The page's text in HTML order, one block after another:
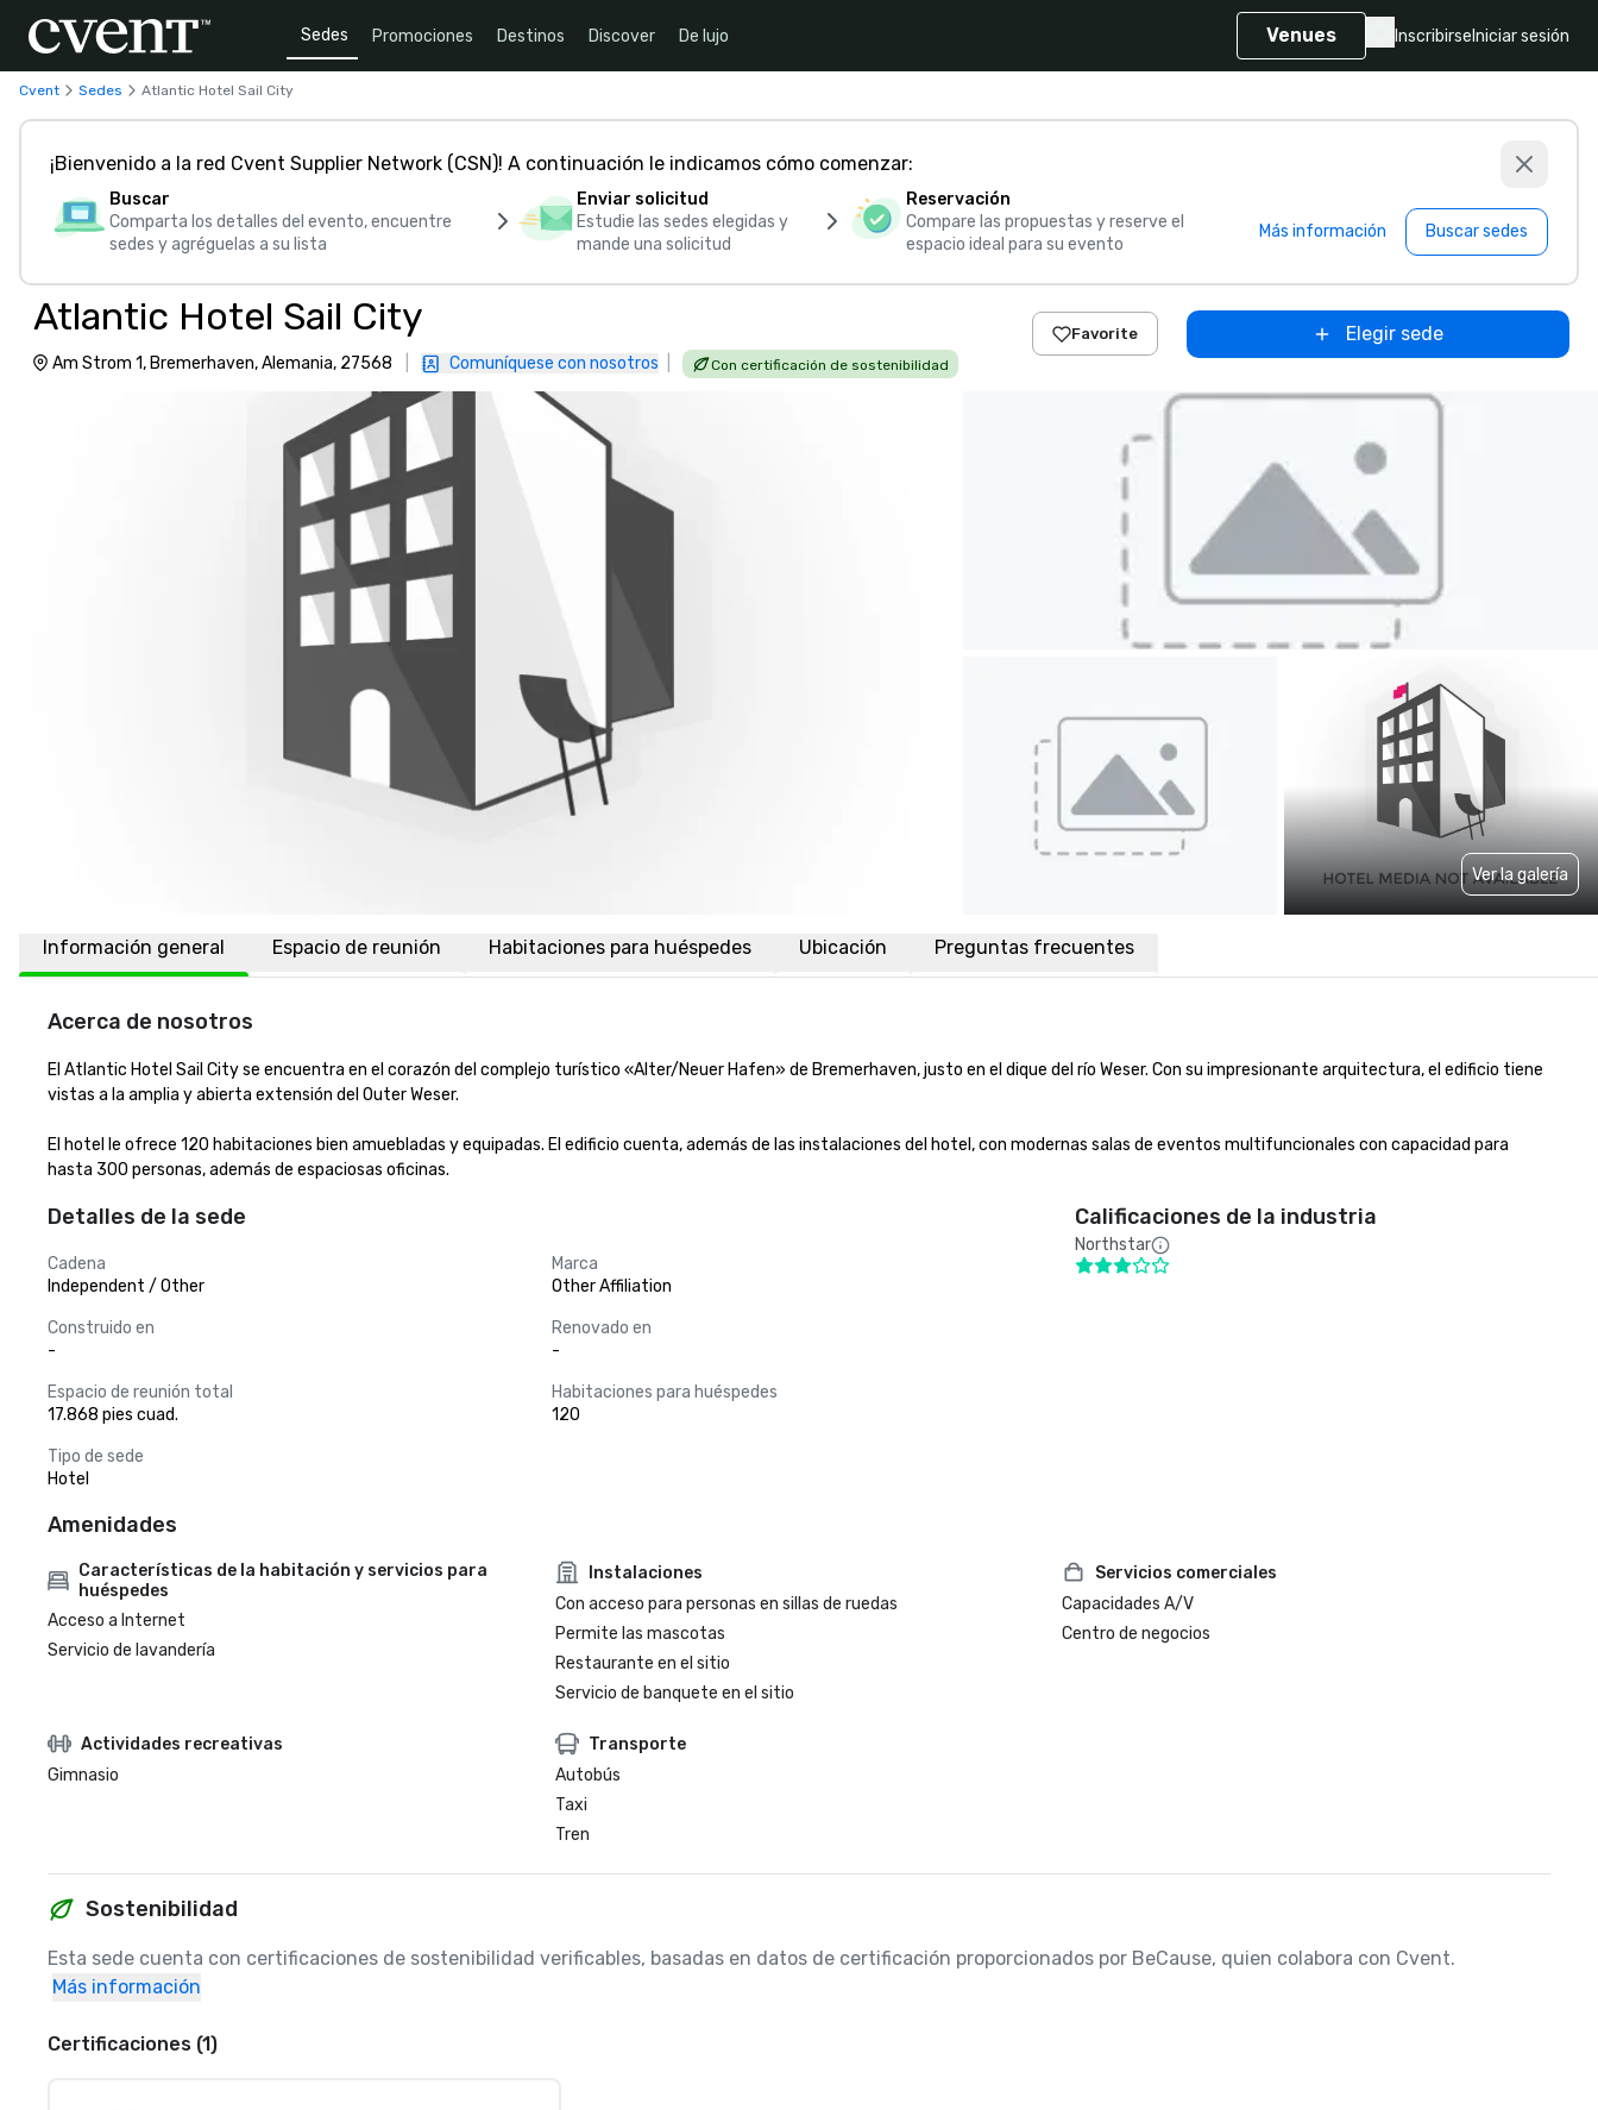
Sedes Promociones Destinos Discover De lujo Venues Inscribirse Iniciar sesión
Cvent Sedes Atlantic Hotel Sail City
¡Bienvenido a la red Cvent Supplier Network (CSN)! A continuación le indicamos cómo comenzar:
Buscar
Comparta los detalles del evento, encuentre
sedes y agréguelas a su lista
Enviar solicitud
Estudie las sedes elegidas y
mande una solicitud
Reservación
Compare las propuestas y reserve el
espacio ideal para su evento
Más información Buscar sedes
Atlantic Hotel Sail City
Am Strom 1, Bremerhaven, Alemania, 27568 Comuníquese con nosotros Con certificación de sostenibilidad
Favorite Elegir sede
Ver la galería
Información general Espacio de reunión Habitaciones para huéspedes Ubicación Preguntas frecuentes
Acerca de nosotros
El Atlantic Hotel Sail City se encuentra en el corazón del complejo turístico «Alter/Neuer Hafen» de Bremerhaven, justo en el dique del río Weser. Con su impresionante arquitectura, el edificio tiene
vistas a la amplia y abierta extensión del Outer Weser.
El hotel le ofrece 120 habitaciones bien amuebladas y equipadas. El edificio cuenta, además de las instalaciones del hotel, con modernas salas de eventos multifuncionales con capacidad para
hasta 300 personas, además de espaciosas oficinas.
Detalles de la sede
Cadena
Independent / Other
Marca
Other Affiliation
Construido en
-
Renovado en
-
Espacio de reunión total
17.868 pies cuad.
Habitaciones para huéspedes
120
Tipo de sede
Hotel
Calificaciones de la industria
Northstar
Amenidades
Características de la habitación y servicios para
huéspedes
Acceso a Internet
Servicio de lavandería
Instalaciones
Con acceso para personas en sillas de ruedas
Permite las mascotas
Restaurante en el sitio
Servicio de banquete en el sitio
Servicios comerciales
Capacidades A/V
Centro de negocios
Actividades recreativas
Gimnasio
Transporte
Autobús
Taxi
Tren
Sostenibilidad
Esta sede cuenta con certificaciones de sostenibilidad verificables, basadas en datos de certificación proporcionados por BeCause, quien colabora con Cvent.
Más información
Certificaciones (1)